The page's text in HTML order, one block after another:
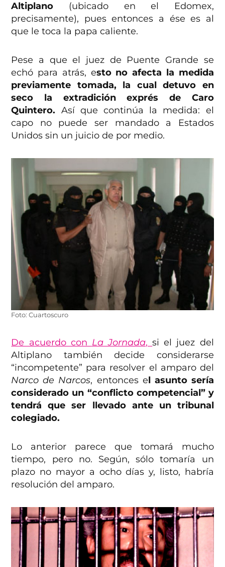
Altiplano (ubicado en el Edomex,
precisamente), pues entonces a ése es al
que le toca la papa caliente.
Pese a que el juez de Puente Grande se
echó para atrás, esto no afecta la medida
previamente tomada, la cual detuvo en
seco la extradición exprés de Caro
Quintero. Así que continúa la medida: el
capo no puede ser mandado a Estados
Unidos sin un juicio de por medio.
Foto: Cuartoscuro
De acuerdo con La Jornada,si el juez del
Altiplano también decide considerarse
“incompetente” para resolver el amparo del
Narco de Narcos, entonces el asunto sería
considerado un “conflicto competencial” y
tendrá que ser llevado ante un tribunal
colegiado.
Lo anterior parece que tomará mucho
tiempo, pero no. Según, sólo tomaría un
plazo no mayor a ocho días y, listo, habría
resolución del amparo.